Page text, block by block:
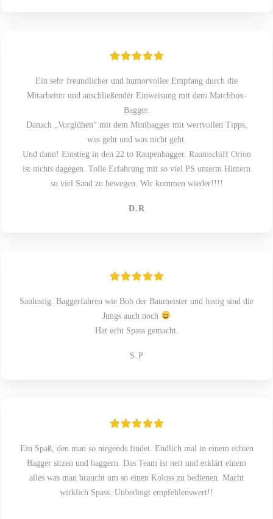
Ein sehr freundlicher und humorvoller Empfang durch die
Mitarbeiter und anschließender Einweisung mit dem Matchbox-
Bagger.
Danach „Vorglühen“ mit dem Minibagger mit wertvollen Tipps,
was geht und was nicht geht.
Und dann! Einstieg in den 22 to Raupenbagger. Raumschiff Orion
ist nichts dagegen. Tolle Erfahrung mit so viel PS unterm Hintern
so viel Sand zu bewegen. Wir kommen wieder!!!!
D.R
Saulustig. Baggerfahren wie Bob der Baumeister und lustig sind die
Jungs auch noch
Hat echt Spass gemacht.
S.P
Ein Spaß, den man so nirgends findet. Endlich mal in einem echten
Bagger sitzen und baggern. Das Team ist nett und erklärt einem
alles was man braucht um so einen Koloss zu bedienen. Macht
wirklich Spass. Unbedingt empfehlenswert!!